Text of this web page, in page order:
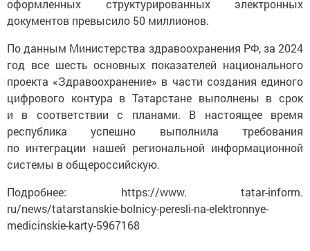
оформленных структурированных электронных
документов превысило 50 миллионов.
По данным Министерства здравоохранения РФ, за 2024
год все шесть основных показателей национального
проекта «Здравоохранение» в части создания единого
цифрового контура в Татарстане выполнены в срок
и в соответствии с планами. В настоящее время
республика успешно выполнила требования
по интеграции нашей региональной информационной
системы в общероссийскую.
Подробнее: https://www. tatar-inform.
ru/news/tatarstanskie-bolnicy-peresli-na-elektronnye-
medicinskie-karty-5967168